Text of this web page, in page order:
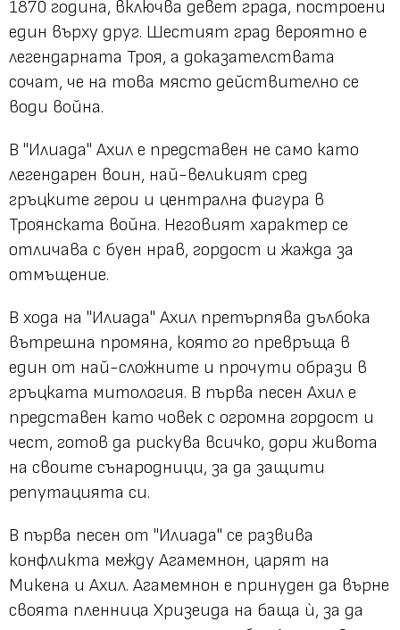
1870 година, включва девет града, построени
един върху друг. Шестият град вероятно е
легендарната Троя, а доказателствата
сочат, че на това място действително се
води война.
В "Илиада" Ахил е представен не само като
легендарен воин, най-великият сред
гръцките герои и централна фигура в
Троянската война. Неговият характер се
отличава с буен нрав, гордост и жажда за
отмъщение.
В хода на "Илиада" Ахил претърпява дълбока
вътрешна промяна, която го превръща в
един от най-сложните и прочути образи в
гръцката митология. В първа песен Ахил е
представен като човек с огромна гордост и
чест, готов да рискува всичко, дори живота
на своите сънародници, за да защити
репутацията си.
В първа песен от "Илиада" се развива
конфликта между Агамемнон, царят на
Микена и Ахил. Агамемнон е принуден да върне
своята пленница Хризеида на баща ѝ, за да